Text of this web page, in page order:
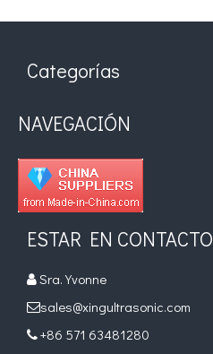
¿Cuál es el principio y la teoría
Categorías
NAVEGACIÓN
ESTAR EN CONTACTO
 Sra. Yvonne
sales@xingultrasonic.com
 +86 571 63481280